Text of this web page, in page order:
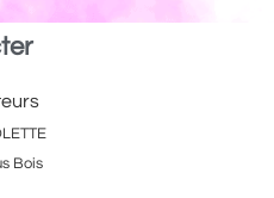
Bois